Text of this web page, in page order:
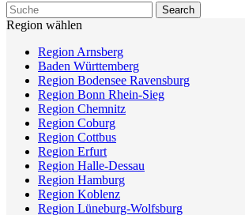
Region wählen
Region Arnsberg
Baden Württemberg
Region Bodensee Ravensburg
Region Bonn Rhein-Sieg
Region Chemnitz
Region Coburg
Region Cottbus
Region Erfurt
Region Halle-Dessau
Region Hamburg
Region Koblenz
Region Lüneburg-Wolfsburg